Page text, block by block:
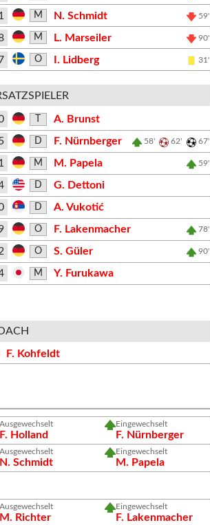
M N. Schmidt 59'
M L. Marseiler 90'
O I. Lidberg 31'
A. Brunst
D F. Nürnberger 58' 62' 67'
M M. Papela 59'
D
G. Dettoni
D
A. Vukotić
O F. Lakenmacher 78'
O S. Güler 90'
M Y. Furukawa
F. Kohfeldt
Ausgewechselt
F. Holland
Eingewechselt
F. Nürnberger
Ausgewechselt
N. Schmidt
Eingewechselt
M. Papela
Ausgewechselt
M. Richter
Eingewechselt
F. Lakenmacher